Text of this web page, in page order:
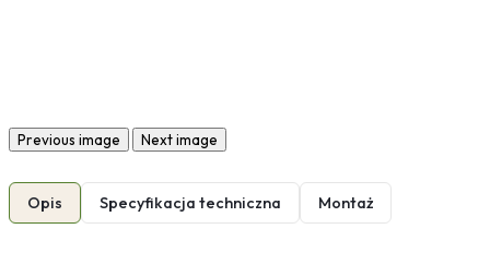
Previous image Next image
Opis Specyfikacja techniczna Montaż